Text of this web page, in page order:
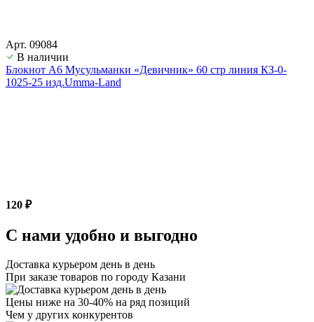
Арт. 09084
В наличии
Блокнот А6 Мусульманки «Девичник» 60 стр линия КЗ-0-
1025-25 изд.Umma-Land
120 ₽
С нами удобно и выгодно
Доставка курьером день в день
При заказе товаров по городу Казани
Цены ниже на 30-40% на ряд позиций
Чем у других конкурентов